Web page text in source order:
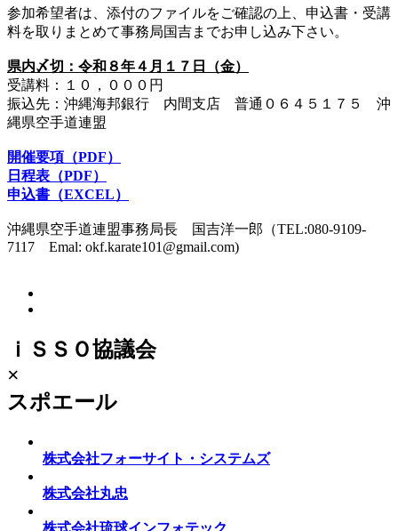
参加希望者は、添付のファイルをご確認の上、申込書・受講
料を取りまとめて事務局国吉までお申し込み下さい。
県内〆切：令和８年４月１７日（金）
受講料：１０，０００円
振込先：沖縄海邦銀行 内間支店 普通０６４５１７５ 沖
縄県空手道連盟
開催要項（PDF）
日程表（PDF）
申込書（EXCEL）
沖縄県空手道連盟事務局長 国吉洋一郎（TEL:080-9109-
7117 Emal: okf.karate101@gmail.com)
ｉＳＳＯ協議会
×
スポエール
株式会社フォーサイト・システムズ
株式会社丸忠
株式会社琉球インフォテック